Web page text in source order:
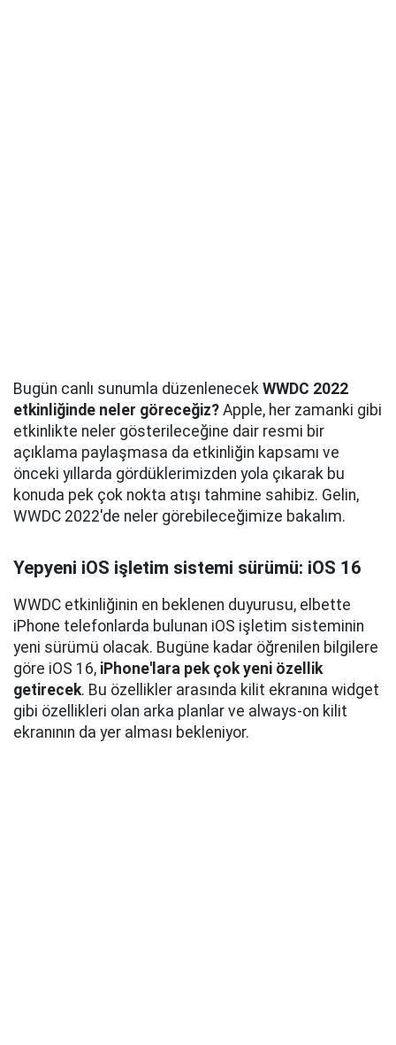
Bugün canlı sunumla düzenlenecek WWDC 2022
etkinliğinde neler göreceğiz? Apple, her zamanki gibi
etkinlikte neler gösterileceğine dair resmi bir
açıklama paylaşmasa da etkinliğin kapsamı ve
önceki yıllarda gördüklerimizden yola çıkarak bu
konuda pek çok nokta atışı tahmine sahibiz. Gelin,
WWDC 2022'de neler görebileceğimize bakalım.
Yepyeni iOS işletim sistemi sürümü: iOS 16
WWDC etkinliğinin en beklenen duyurusu, elbette
iPhone telefonlarda bulunan iOS işletim sisteminin
yeni sürümü olacak. Bugüne kadar öğrenilen bilgilere
göre iOS 16, iPhone'lara pek çok yeni özellik
getirecek. Bu özellikler arasında kilit ekranına widget
gibi özellikleri olan arka planlar ve always-on kilit
ekranının da yer alması bekleniyor.